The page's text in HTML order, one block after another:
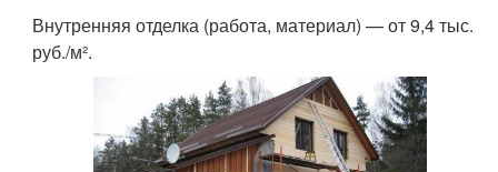
Внутренняя отделка (работа, материал) — от 9,4 тыс.
руб./м².